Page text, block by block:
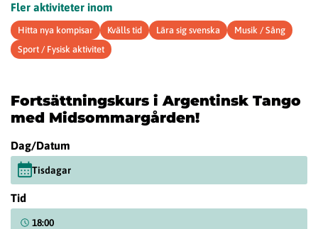
Fler aktiviteter inom
Hitta nya kompisar Kvälls tid Lära sig svenska
Musik / Sång
Sport / Fysisk aktivitet
Fortsättningskurs i Argentinsk Tango
med Midsommargården!
Dag/Datum
Tisdagar
Tid
18:00